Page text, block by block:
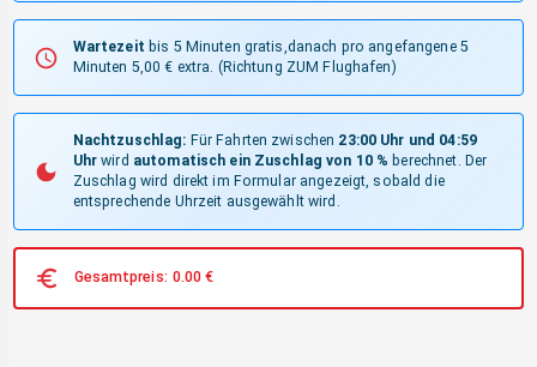
Wartezeit bis 5 Minuten gratis,danach pro angefangene 5
Minuten 5,00 € extra. (Richtung ZUM Flughafen)
Nachtzuschlag: Für Fahrten zwischen 23:00 Uhr und 04:59
Uhr wird automatisch ein Zuschlag von 10 % berechnet. Der
Zuschlag wird direkt im Formular angezeigt, sobald die
entsprechende Uhrzeit ausgewählt wird.
Gesamtpreis: 0.00 €